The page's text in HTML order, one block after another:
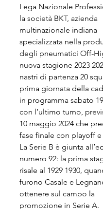
Lega Nazionale
la società BKT, azienda
multinazionale indiana
specializzata nella
degli pneumatici Off-
nuova stagione 2023
nastri di partenza 20
prima giornata della
in programma sabato
con l’ultimo turno,
10 maggio 2024 che
fase finale con playoff
La Serie B è giunta
numero 92: la prima
risale al 1929 1930,
furono Casale e
ottenere sul campo la
promozione in Serie A.